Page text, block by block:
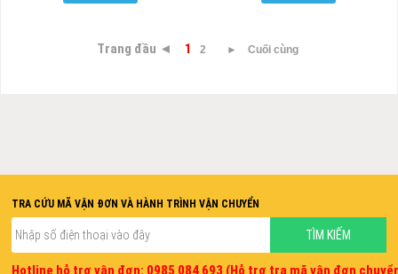
Trang đầu ◄ 1 2 ► Cuối cùng
TRA CỨU MÃ VẬN ĐƠN VÀ HÀNH TRÌNH VẬN CHUYỂN
Hotline hỗ trợ vận đơn: 0985 084 693 (Hỗ trợ tra mã vận đơn